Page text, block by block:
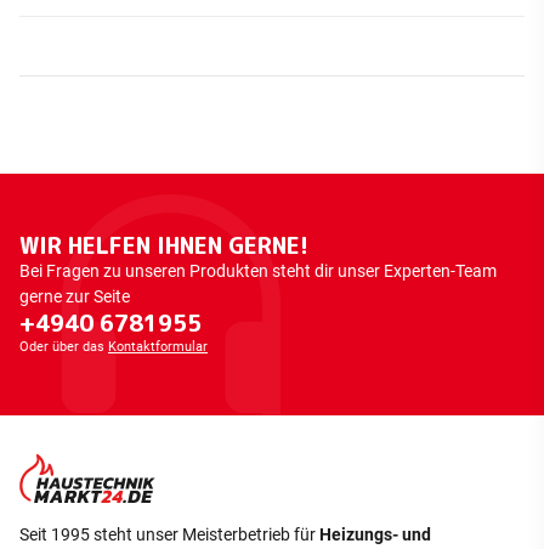
WIR HELFEN IHNEN GERNE!
Bei Fragen zu unseren Produkten steht dir unser Experten-Team
gerne zur Seite
+4940 6781955
Oder über das Kontaktformular
Seit 1995 steht unser Meisterbetrieb fürHeizungs- und